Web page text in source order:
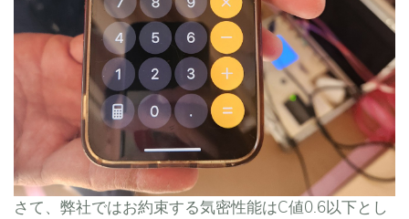
さて、弊社ではお約束する気密性能はC値0.6以下とし